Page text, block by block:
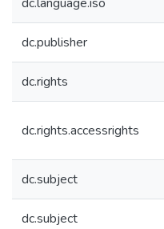
dc.publisher
dc.rights
dc.rights.accessrights
dc.subject
dc.subject